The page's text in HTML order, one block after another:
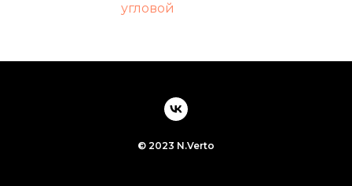
угловой
© 2023 N.Verto